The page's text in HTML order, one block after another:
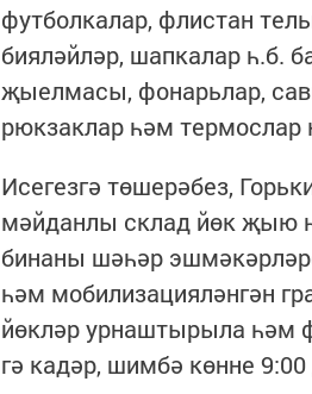
футболкалар, флистан
бияләйләр, шапкалар һ.б.
җыелмасы, фонарьлар,
рюкзаклар һәм термослар
Исегезгә төшерәбез,
мәйданлы склад йөк җыю
бинаны шәһәр
һәм мобилизацияләнгән
йөкләр урнаштырыла һәм
гә кадәр, шимбә көнне